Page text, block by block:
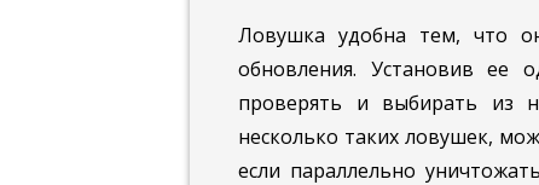
Ловушка удобна тем, что
обновления. Установив ее
проверять и выбирать из
несколько таких ловушек,
если параллельно